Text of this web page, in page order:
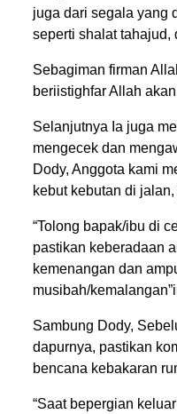
juga dari segala yang
seperti shalat tahajud,
Sebagiman firman
beriistighfar Allah
Selanjutnya Ia juga
mengecek dan
Dody, Anggota kami
kebut kebutan di
“Tolong bapak/ibu di
pastikan keberadaan
kemenangan dan
musibah/
Sambung Dody,
dapurnya, pastikan
bencana kebakaran
“Saat bepergian